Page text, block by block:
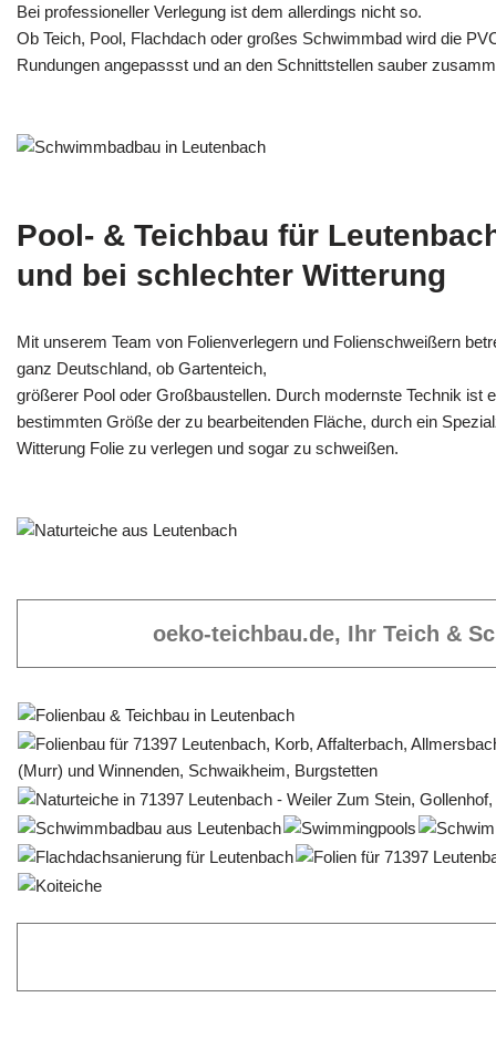
Bei professioneller Verlegung ist dem allerdings nicht so.
Ob Teich, Pool, Flachdach oder großes Schwimmbad wird die
Rundungen angepassst und an den Schnittstellen sauber
Pool- & Teichbau für
und bei schlechter Witterung
Mit unserem Team von Folienverlegern und Folien­schweißern
ganz Deutschland, ob Gartenteich,
größerer Pool oder Großbaustellen. Durch modernste Technik ist
bestimmten Größe der zu bearbeitenden Fläche, durch ein
Witterung Folie zu verlegen und sogar zu schweißen.
oeko-teichbau.de, Ihr Teich &